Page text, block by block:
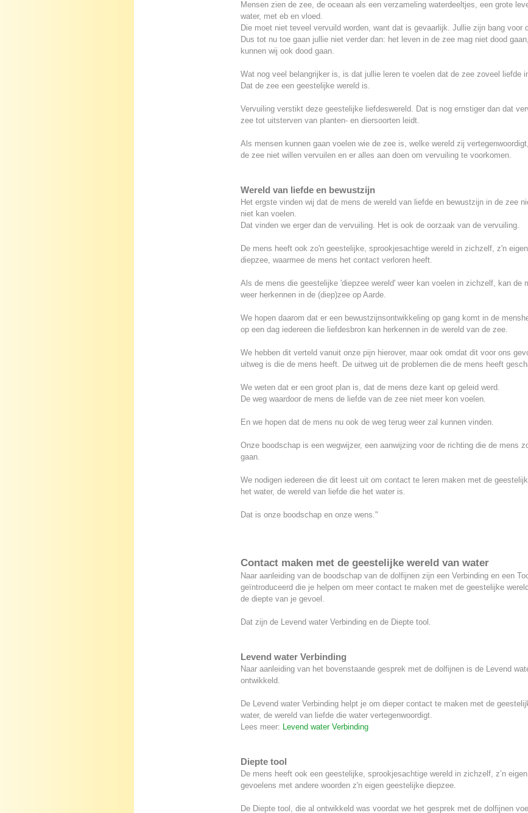
Mensen zien de zee, de oceaan als een verzameling waterdeeltjes, een grote
water, met eb en vloed.
Die moet niet teveel vervuild worden, want dat is gevaarlijk. Jullie zijn bang voor
Dus tot nu toe gaan jullie niet verder dan: het leven in de zee mag niet dood
kunnen wij ook dood gaan.
Wat nog veel belangrijker is, is dat jullie leren te voelen dat de zee zoveel liefde
Dat de zee een geestelijke wereld is.
Vervuiling verstikt deze geestelijke liefdeswereld. Dat is nog ernstiger dan dat
zee tot uitsterven van planten- en diersoorten leidt.
Als mensen kunnen gaan voelen wie de zee is, welke wereld zij
de zee niet willen vervuilen en er alles aan doen om vervuiling te voorkomen.
Wereld van liefde en bewustzijn
Het ergste vinden wij dat de mens de wereld van liefde en bewustzijn in de zee
niet kan voelen.
Dat vinden we erger dan de vervuiling. Het is ook de oorzaak van de vervuiling.
De mens heeft ook zo'n geestelijke, sprookjesachtige wereld in zichzelf, z'n
diepzee, waarmee de mens het contact verloren heeft.
Als de mens die geestelijke 'diepzee wereld' weer kan voelen in zichzelf, kan de
weer herkennen in de (diep)zee op Aarde.
We hopen daarom dat er een bewustzijnsontwikkeling op gang komt in de
op een dag iedereen die liefdesbron kan herkennen in de wereld van de zee.
We hebben dit verteld vanuit onze pijn hierover, maar ook omdat dit voor ons
uitweg is die de mens heeft. De uitweg uit de problemen die de mens heeft
We weten dat er een groot plan is, dat de mens deze kant op geleid werd.
De weg waardoor de mens de liefde van de zee niet meer kon voelen.
En we hopen dat de mens nu ook de weg terug weer zal kunnen vinden.
Onze boodschap is een wegwijzer, een aanwijzing voor de richting die de mens
gaan.
We nodigen iedereen die dit leest uit om contact te leren maken met de
het water, de wereld van liefde die het water is.
Dat is onze boodschap en onze wens."
Contact maken met de geestelijke wereld van water
Naar aanleiding van de boodschap van de dolfijnen zijn een Verbinding en een
geïntroduceerd die je helpen om meer contact te maken met de geestelijke
de diepte van je gevoel.
Dat zijn de Levend water Verbinding en de Diepte tool.
Levend water Verbinding
Naar aanleiding van het bovenstaande gesprek met de dolfijnen is de Levend
ontwikkeld.
De Levend water Verbinding helpt je om dieper contact te maken met de
water, de wereld van liefde die water vertegenwoordigt.
Lees meer: Levend water Verbinding
Diepte tool
De mens heeft ook een geestelijke, sprookjesachtige wereld in zichzelf, z’n
gevoelens met andere woorden z'n eigen geestelijke diepzee.
De Diepte tool, die al ontwikkeld was voordat we het gesprek met de dolfijnen